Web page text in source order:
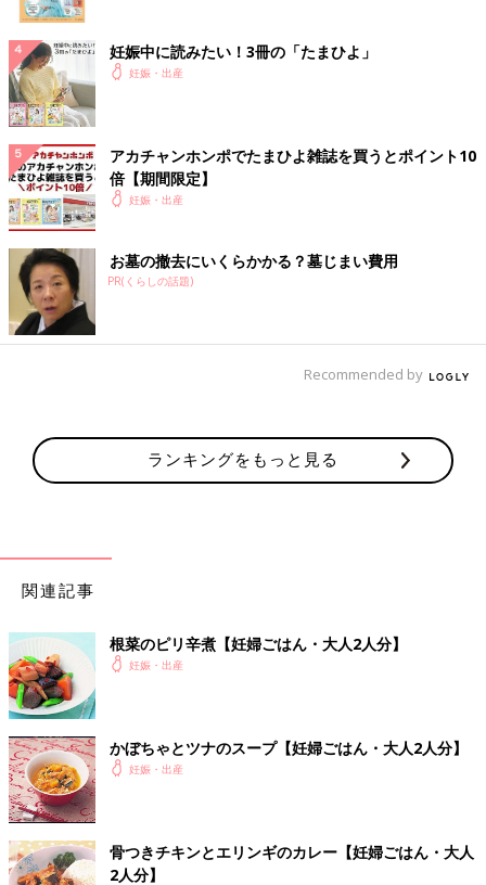
妊娠中に読みたい！3冊の「たまひよ」
妊娠・出産
アカチャンホンポでたまひよ雑誌を買うとポイント10
倍【期間限定】
妊娠・出産
お墓の撤去にいくらかかる？墓じまい費用
PR(くらしの話題)
Recommended by
ランキングをもっと見る
関連記事
根菜のピリ辛煮【妊婦ごはん・大人2人分】
妊娠・出産
かぼちゃとツナのスープ【妊婦ごはん・大人2人分】
妊娠・出産
骨つきチキンとエリンギのカレー【妊婦ごはん・大人
2人分】